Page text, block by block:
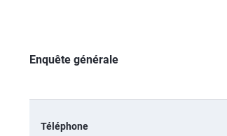
Enquête générale
Téléphone